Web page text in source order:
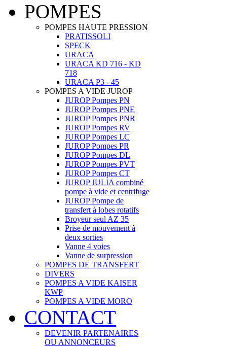
POMPES
POMPES HAUTE PRESSION
PRATISSOLI
SPECK
URACA
URACA KD 716 - KD
718
URACA P3 - 45
POMPES A VIDE JUROP
JUROP Pompes PN
JUROP Pompes PNE
JUROP Pompes PNR
JUROP Pompes RV
JUROP Pompes LC
JUROP Pompes PR
JUROP Pompes DL
JUROP Pompes PVT
JUROP Pompes CT
JUROP JULIA combiné
pompe à vide et centrifuge
JUROP Pompe de
transfert à lobes rotatifs
Broyeur seul AZ 35
Prise de mouvement à
deux sorties
Vanne 4 voies
Vanne de surpression
POMPES DE TRANSFERT
DIVERS
POMPES A VIDE KAISER
KWP
POMPES A VIDE MORO
CONTACT
DEVENIR PARTENAIRES
OU ANNONCEURS